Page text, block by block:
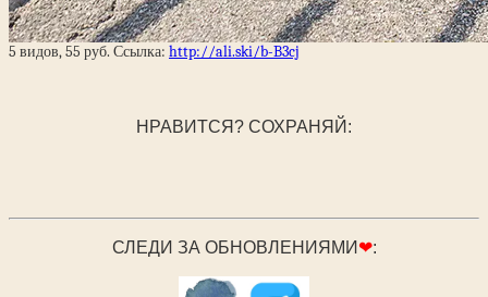
5 видов, 55 руб. Ссылка: http://ali.ski/b-B3cj
НРАВИТСЯ? СОХРАНЯЙ:
СЛЕДИ ЗА ОБНОВЛЕНИЯМИ ❤: